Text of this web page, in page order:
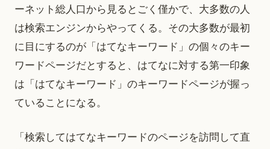
ーネット総人口から見るとごく僅かで、大多数の人
は検索エンジンからやってくる。その大多数が最初
に目にするのが「はてなキーワード」の個々のキー
ワードページだとすると、はてなに対する第一印象
は「はてなキーワード」のキーワードページが握っ
ていることになる。
「検索してはてなキーワードのページを訪問して直